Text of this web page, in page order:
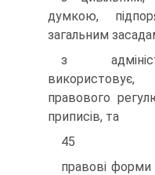
думкою,
загальним
з
правового
приписів, та
45
правові